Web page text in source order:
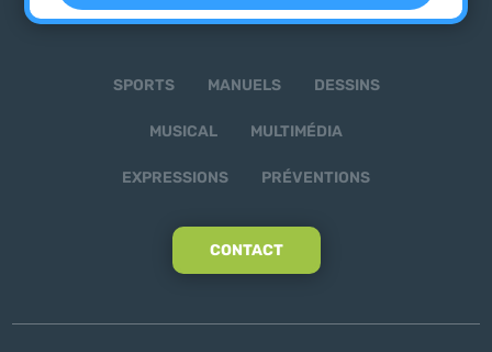
SPORTS MANUELS DESSINS
MUSICAL MULTIMÉDIA
EXPRESSIONS PRÉVENTIONS
CONTACT